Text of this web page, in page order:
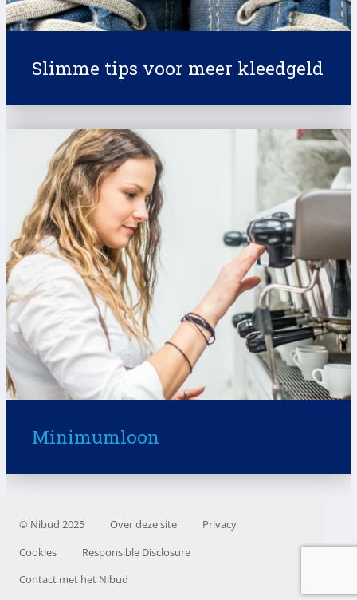
Slimme tips voor meer kleedgeld
Minimumloon
© Nibud 2025 Over deze site
Privacy
Cookies
Responsible Disclosure
Contact met het Nibud